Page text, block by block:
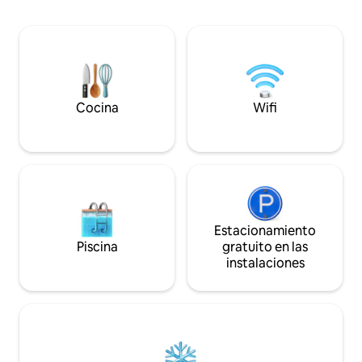
famosos actores
Marlon Brando y
Cocina Wifi
Piscina
Estacionamiento
gratuito en las
instalaciones